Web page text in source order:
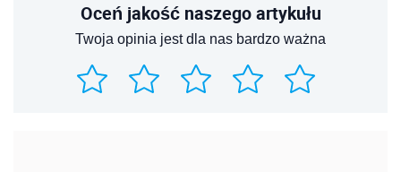
Oceń jakość naszego artykułu
Twoja opinia jest dla nas bardzo ważna